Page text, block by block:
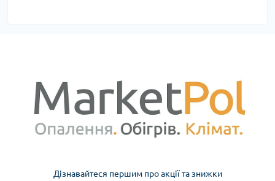
Дізнавайтеся першим про акції та знижки